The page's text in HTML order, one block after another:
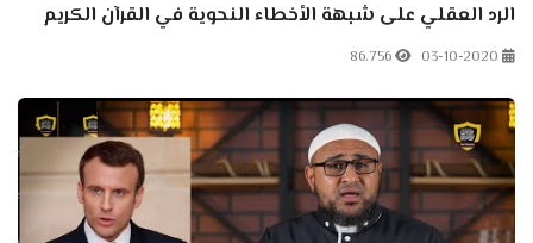
الرد العقلي على شبهة الأخطاء النحوية في القرآن الكريم
03-10-2020
86.756